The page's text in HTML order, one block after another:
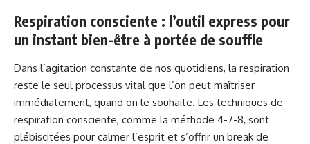
Respiration consciente : l’outil express pour
un instant bien-être à portée de souffle
Dans l’agitation constante de nos quotidiens, la respiration
reste le seul processus vital que l’on peut maîtriser
immédiatement, quand on le souhaite. Les techniques de
respiration consciente, comme la méthode 4-7-8, sont
plébiscitées pour calmer l’esprit et s’offrir un break de